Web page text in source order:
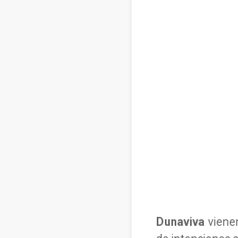
Dunaviva